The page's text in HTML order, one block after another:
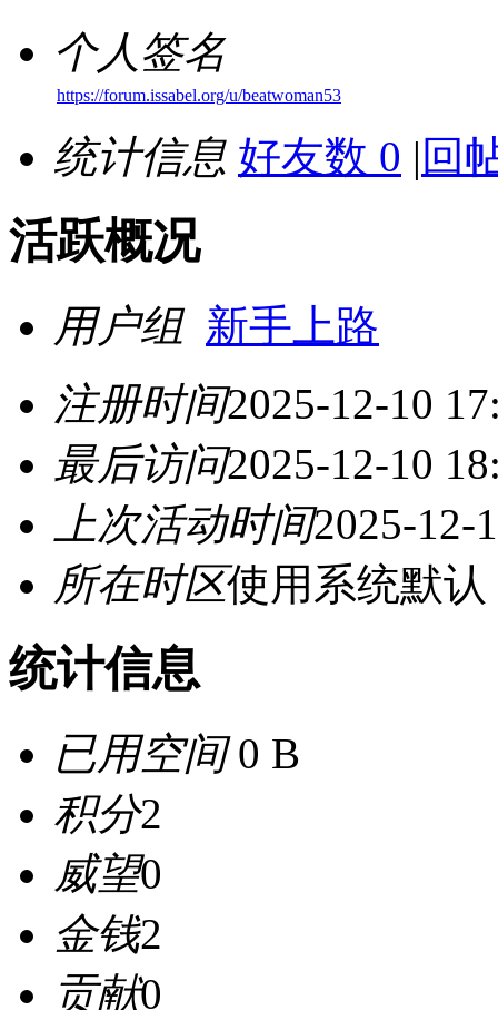
个人签名
https://forum.issabel.org/u/beatwoman53
统计信息 好友数 0 | 回
活跃概况
用户组 新手上路
注册时间2025-12-10
最后访问2025-12-10
上次活动时间2025-12-
所在时区使用系统默认
统计信息
已用空间0 B
积分2
威望0
金钱2
贡献0